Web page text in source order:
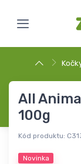
All
100g
Kód produktu:
Novinka